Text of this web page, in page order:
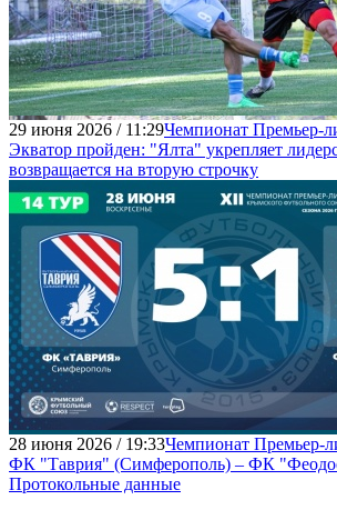
29 июня 2026 / 11:29Чемпионат Премьер-
Экватор пройден: "Ялта" укрепляет
возвращается на вторую строчку
28 июня 2026 / 19:33Чемпионат Премьер-
ФК "Таврия" (Симферополь) – ФК
Протокольные данные